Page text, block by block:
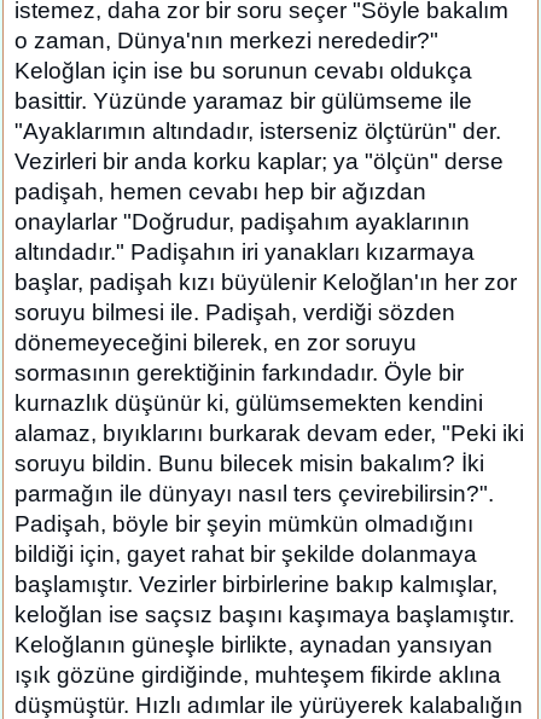
istemez, daha zor bir soru seçer "Söyle bakalım
o zaman, Dünya'nın merkezi nerededir?"
Keloğlan için ise bu sorunun cevabı oldukça
basittir. Yüzünde yaramaz bir gülümseme ile
"Ayaklarımın altındadır, isterseniz ölçtürün" der.
Vezirleri bir anda korku kaplar; ya "ölçün" derse
padişah, hemen cevabı hep bir ağızdan
onaylarlar "Doğrudur, padişahım ayaklarının
altındadır." Padişahın iri yanakları kızarmaya
başlar, padişah kızı büyülenir Keloğlan'ın her zor
soruyu bilmesi ile. Padişah, verdiği sözden
dönemeyeceğini bilerek, en zor soruyu
sormasının gerektiğinin farkındadır. Öyle bir
kurnazlık düşünür ki, gülümsemekten kendini
alamaz, bıyıklarını burkarak devam eder, "Peki iki
soruyu bildin. Bunu bilecek misin bakalım? İki
parmağın ile dünyayı nasıl ters çevirebilirsin?".
Padişah, böyle bir şeyin mümkün olmadığını
bildiği için, gayet rahat bir şekilde dolanmaya
başlamıştır. Vezirler birbirlerine bakıp kalmışlar,
keloğlan ise saçsız başını kaşımaya başlamıştır.
Keloğlanın güneşle birlikte, aynadan yansıyan
ışık gözüne girdiğinde, muhteşem fikirde aklına
düşmüştür. Hızlı adımlar ile yürüyerek kalabalığın